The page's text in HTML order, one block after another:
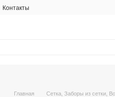
Контакты
Главная Сетка, Заборы из сетки,